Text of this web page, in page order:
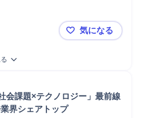
タマホーム/
気になる
会課題×テクノロジー」最前線
のCS職へ◆グロース上場◆業界シェアトップ